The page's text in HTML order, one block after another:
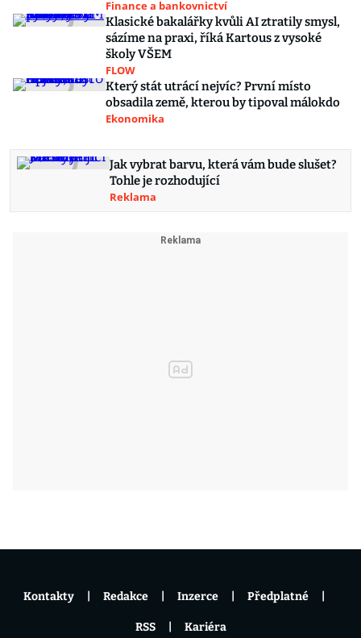
Finance a bankovnictví
Klasické bakalářky kvůli AI ztratily smysl,
sázíme na praxi, říká Kartous z vysoké
školy VŠEM
FLOW
Který stát utrácí nejvíc? První místo
obsadila země, kterou by tipoval málokdo
Ekonomika
Jak vybrat barvu, která vám bude slušet?
Tohle je rozhodující
Reklama
Kontakty Redakce Inzerce Předplatné
RSS Kariéra